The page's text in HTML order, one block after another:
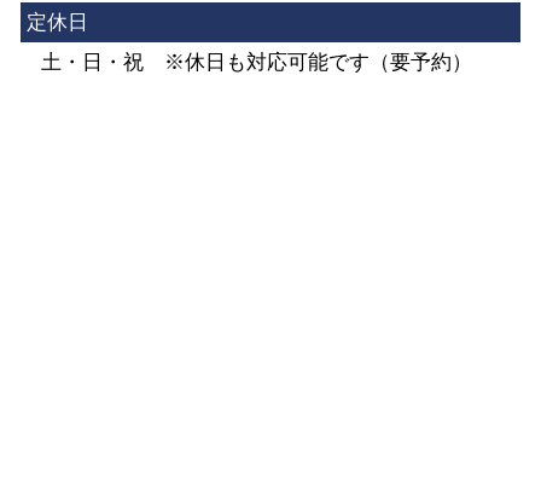
定休日
土・日・祝 ※休日も対応可能です（要予約）